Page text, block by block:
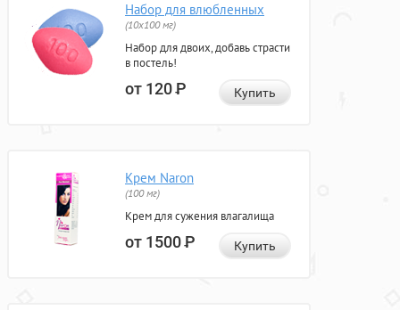
Набор для влюбленных
(10х100 мг)
Набор для двоих, добавь страсти
в постель!
от 120Р Купить
Крем Naron
(100 мг)
Крем для сужения влагалища
от 1500Р Купить